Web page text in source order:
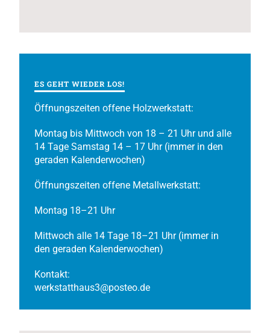
ES GEHT WIEDER LOS!
Öffnungszeiten offene Holzwerkstatt:
Montag bis Mittwoch von 18 – 21 Uhr und alle
14 Tage Samstag 14 – 17 Uhr (immer in den
geraden Kalenderwochen)
Öffnungszeiten offene Metallwerkstatt:
Montag 18–21 Uhr
Mittwoch alle 14 Tage 18–21 Uhr (immer in
den geraden Kalenderwochen)
Kontakt:
werkstatthaus3@posteo.de